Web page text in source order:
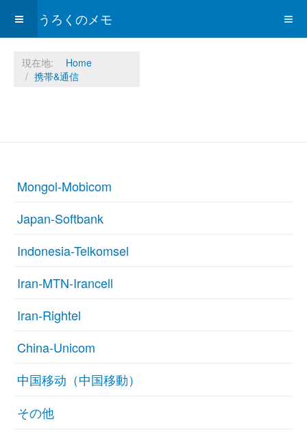
ひょうろくのメモ
現在地:
Home
携帯&通信
Mongol-Mobicom
Japan-Softbank
Indonesia-Telkomsel
Iran-MTN-Irancell
Iran-Rightel
China-Unicom
中国移动（中国移動）
その他